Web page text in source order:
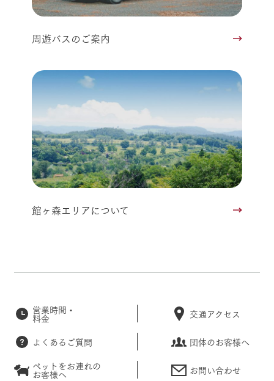
周遊バスのご案内
館ヶ森エリアについて
営業時間・
料金 交通アクセス
よくあるご質問
団体のお客様へ
ペットをお連れの
お客様へ お問い合わせ